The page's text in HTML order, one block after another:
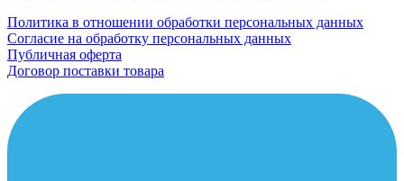
Политика в отношении обработки персональных данных
Согласие на обработку персональных данных
Публичная оферта
Договор поставки товара